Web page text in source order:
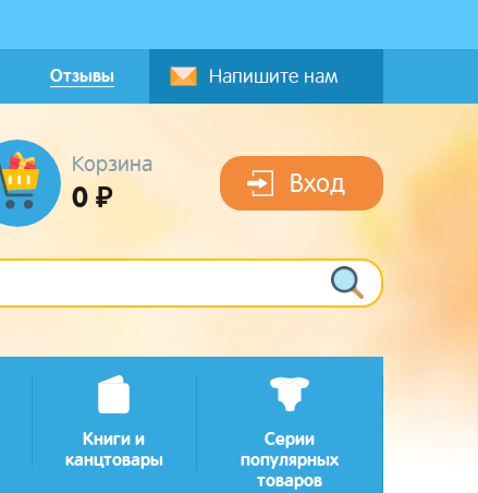
Отзывы Напишите нам
Корзина
0 ₽ Вход
Книги и
канцтовары
Серии
популярных
товаров